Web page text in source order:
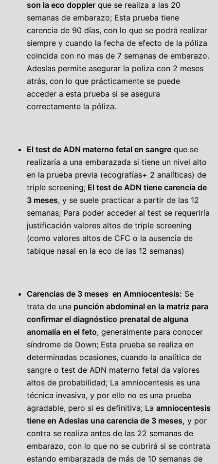
son la eco doppler que se realiza a las 20
semanas de embarazo; Esta prueba tiene
carencia de 90 días, con lo que se podrá realizar
siempre y cuando la fecha de efecto de la póliza
coincida con no mas de 7 semanas de embarazo.
Adeslas permite asegurar la poliza con 2 meses
atrás, con lo que prácticamente se puede
acceder a esta prueba si se asegura
correctamente la póliza.
El test de ADN materno fetal en sangre que se
realizaría a una embarazada si tiene un nivel alto
en la prueba previa (ecografías+ 2 analíticas) de
triple screening; El test de ADN tiene carencia de
3 meses, y se suele practicar a partir de las 12
semanas; Para poder acceder al test se requeriría
justificación valores altos de triple screening
(como valores altos de CFC o la ausencia de
tabique nasal en la eco de las 12 semanas)
Carencias de 3 meses en Amniocentesis: Se
trata de una punción abdominal en la matriz para
confirmar el diagnóstico prenatal de alguna
anomalía en el feto, generalmente para conocer
síndrome de Down; Esta prueba se realiza en
determinadas ocasiones, cuando la analítica de
sangre o test de ADN materno fetal da valores
altos de probabilidad; La amniocentesis es una
técnica invasiva, y por ello no es una prueba
agradable, pero si es definitiva; La amniocentesis
tiene en Adeslas una carencia de 3 meses, y por
contra se realiza antes de las 22 semanas de
embarazo, con lo que no se cubrirá si se contrata
estando embarazada de más de 10 semanas de